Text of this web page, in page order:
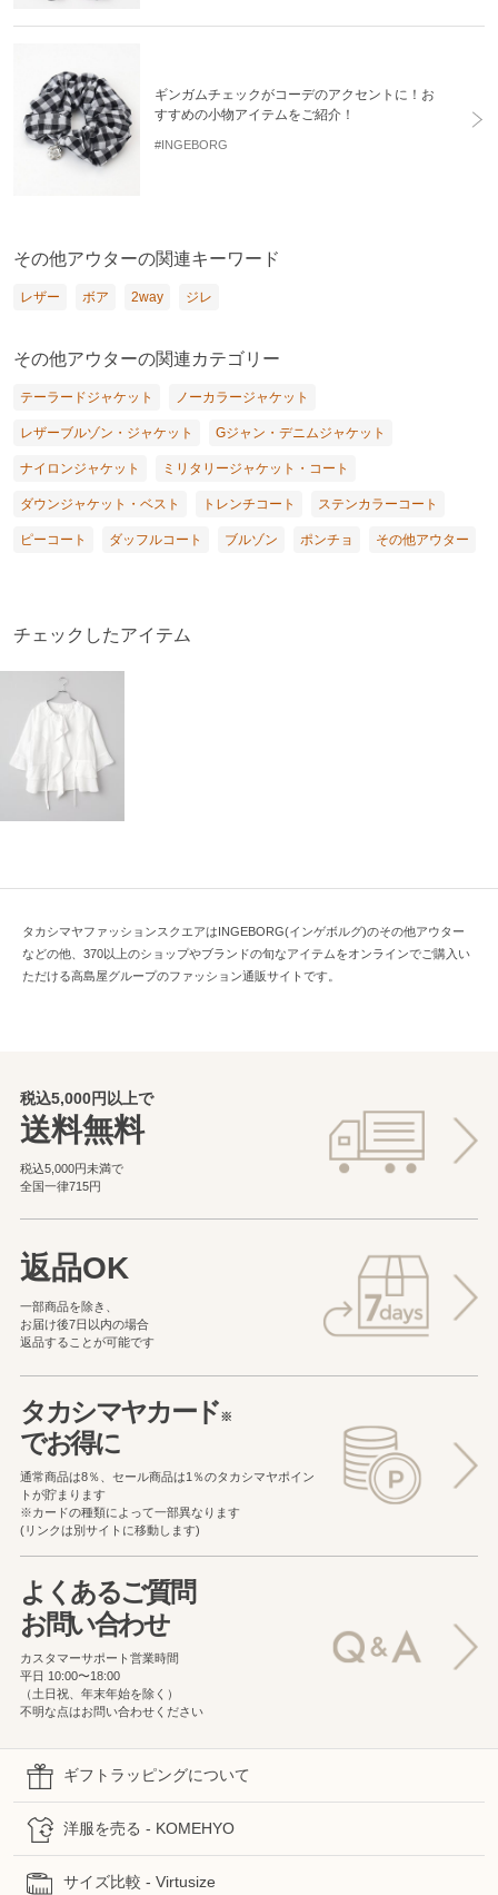
ギンガムチェックがコーデのアクセントに！お
すすめの小物アイテムをご紹介！
#INGEBORG
その他アウターの関連キーワード
レザー ボア 2way ジレ
その他アウターの関連カテゴリー
テーラードジャケット ノーカラージャケット
レザーブルゾン・ジャケット Gジャン・デニムジャケット
ナイロンジャケット ミリタリージャケット・コート
ダウンジャケット・ベスト トレンチコート ステンカラーコート
ピーコート ダッフルコート ブルゾン ポンチョ その他アウター
チェックしたアイテム
タカシマヤファッションスクエアはINGEBORG(インゲボルグ)のその他アウター
などの他、370以上のショップやブランドの旬なアイテムをオンラインでご購入い
ただける高島屋グループのファッション通販サイトです。
税込5,000円以上で
送料無料
税込5,000円未満で
全国一律715円
返品OK
一部商品を除き、
お届け後7日以内の場合
返品することが可能です
タカシマヤカード※
でお得に
通常商品は8％、セール商品は1％のタカシマヤポイン
トが貯まります
※カードの種類によって一部異なります
(リンクは別サイトに移動します)
よくあるご質問
お問い合わせ
カスタマーサポート営業時間
平日 10:00〜18:00
（土日祝、年末年始を除く）
不明な点はお問い合わせください
ギフトラッピングについて
洋服を売る - KOMEHYO
サイズ比較 - Virtusize